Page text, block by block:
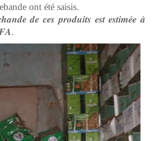
ont été saisis.
𝒅𝒆 𝒄𝒆𝒔 𝒑𝒓𝒐𝒅𝒖𝒊𝒕𝒔 𝒆𝒔𝒕 𝒆𝒔𝒕𝒊𝒎𝒆́𝒆 𝒂̀